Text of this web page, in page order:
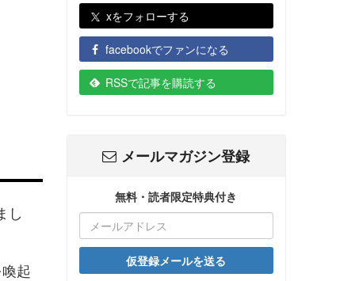
し
起
xをフォローする
facebookでファンになる
RSSで記事を購読する
メールマガジン登録
無料・読者限定特典付き
仮登録メールを送る